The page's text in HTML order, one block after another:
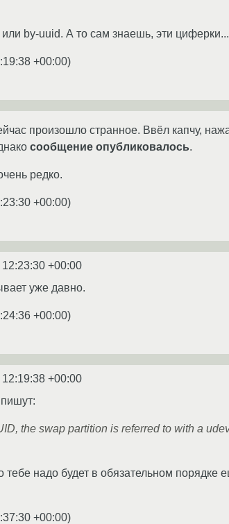
by-uuid. А то сам знаешь, эти
+00:00)
произошло странное. Ввёл капчу,
сообщение опубликовалось.
редко.
+00:00)
+00:00
уже давно.
+00:00)
+00:00
the swap partition is referred to with a
надо будет в обязательном порядке
+00:00)